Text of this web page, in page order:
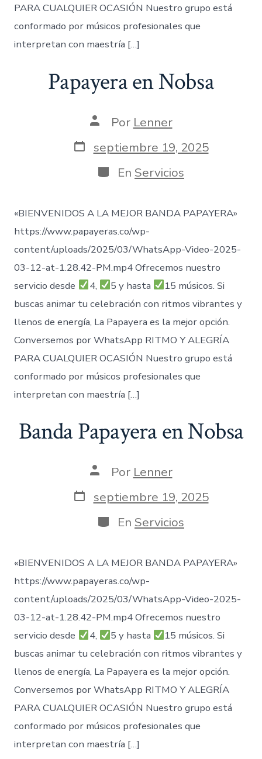
PARA CUALQUIER OCASIÓN Nuestro grupo está
conformado por músicos profesionales que
interpretan con maestría […]
Papayera en Nobsa
Autor
la
entrada
Por Lenner
Fecha
de
publicación
septiembre 19, 2025
Categorías
En Servicios
«BIENVENIDOS A LA MEJOR BANDA PAPAYERA»
https://www.papayeras.co/wp-
content/uploads/2025/03/WhatsApp-Video-2025-
03-12-at-1.28.42-PM.mp4 Ofrecemos nuestro
servicio desde
4, 5 y hasta
15 músicos. Si
buscas animar tu celebración con ritmos vibrantes y
llenos de energía, La Papayera es la mejor opción.
Conversemos por WhatsApp RITMO Y ALEGRÍA
PARA CUALQUIER OCASIÓN Nuestro grupo está
conformado por músicos profesionales que
interpretan con maestría […]
Banda Papayera en Nobsa
Autor
la
entrada
Por Lenner
Fecha
de
publicación
septiembre 19, 2025
Categorías
En Servicios
«BIENVENIDOS A LA MEJOR BANDA PAPAYERA»
https://www.papayeras.co/wp-
content/uploads/2025/03/WhatsApp-Video-2025-
03-12-at-1.28.42-PM.mp4 Ofrecemos nuestro
servicio desde
4, 5 y hasta
15 músicos. Si
buscas animar tu celebración con ritmos vibrantes y
llenos de energía, La Papayera es la mejor opción.
Conversemos por WhatsApp RITMO Y ALEGRÍA
PARA CUALQUIER OCASIÓN Nuestro grupo está
conformado por músicos profesionales que
interpretan con maestría […]